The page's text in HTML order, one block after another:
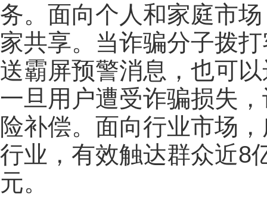
务。面向个人和家庭市
家共享。当诈骗分子拨
送霸屏预警消息，也可
一旦用户遭受诈骗损失
险补偿。面向行业市场
行业，有效触达群众近8
元。